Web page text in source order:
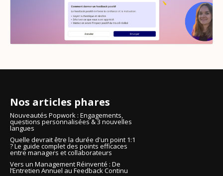
Nos articles phares
Nouveautés Popwork : Engagements,
questions personnalisées & 3 nouvelles
langues
Quelle devrait être la durée d'un point 1:1
? Le guide complet des points efficaces
entre managers et collaborateurs
Vers un Management Réinventé : De
l’Entretien Annuel au Feedback Continu